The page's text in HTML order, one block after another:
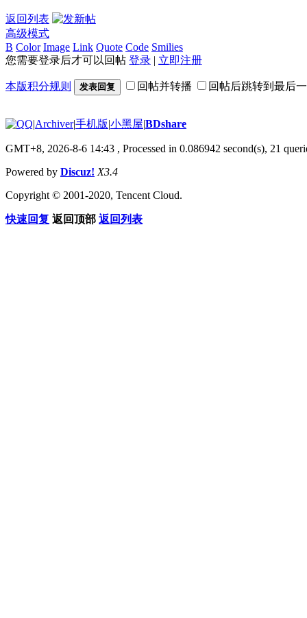
返回列表
高级模式
B Color Image Link Quote Code Smilies
您需要登录后才可以回帖 登录 | 立即注册
本版积分规则 发表回复 回帖并转播 回帖后跳转到最后
|Archiver|手机版|小黑屋|BDshare
GMT+8, 2026-8-6 14:43 , Processed in 0.086942 second(s), 21
Powered by Discuz! X3.4
Copyright © 2001-2020, Tencent Cloud.
快速回复 返回顶部 返回列表